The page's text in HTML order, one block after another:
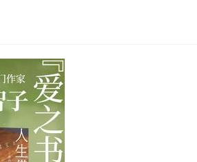
登录
没有账号？立即注册